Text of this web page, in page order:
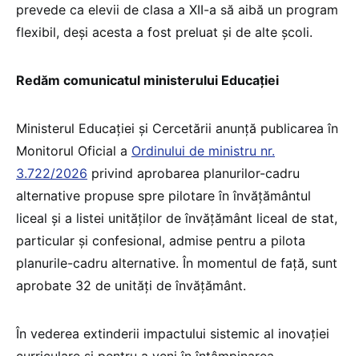
prevede ca elevii de clasa a XII-a să aibă un program
flexibil, deși acesta a fost preluat și de alte școli.
Redăm comunicatul ministerului Educației
Ministerul Educației și Cercetării anunță publicarea în
Monitorul Oficial a Ordinului de ministru nr.
3.722/2026 privind aprobarea planurilor-cadru
alternative propuse spre pilotare în învățământul
liceal și a listei unităților de învățământ liceal de stat,
particular și confesional, admise pentru a pilota
planurile-cadru alternative. În momentul de față, sunt
aprobate 32 de unități de învățământ.
În vederea extinderii impactului sistemic al inovației